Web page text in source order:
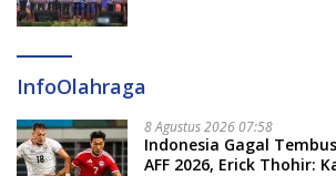
InfoOlahraga
8 Agustus 2026 07:58
Indonesia Gagal
AFF 2026, Erick Thohir: